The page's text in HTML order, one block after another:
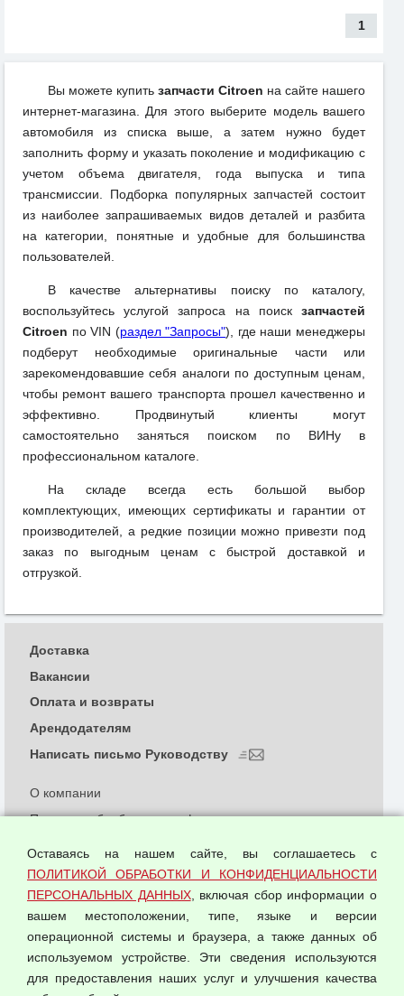
1
Вы можете купить запчасти Citroen на сайте нашего
интернет-магазина. Для этого выберите модель вашего
автомобиля из списка выше, а затем нужно будет
заполнить форму и указать поколение и модификацию с
учетом объема двигателя, года выпуска и типа
трансмиссии. Подборка популярных запчастей состоит
из наиболее запрашиваемых видов деталей и разбита
на категории, понятные и удобные для большинства
пользователей.
В качестве альтернативы поиску по каталогу,
воспользуйтесь услугой запроса на поиск запчастей
Citroen по VIN (раздел "Запросы"), где наши менеджеры
подберут необходимые оригинальные части или
зарекомендовавшие себя аналоги по доступным ценам,
чтобы ремонт вашего транспорта прошел качественно и
эффективно. Продвинутый клиенты могут
самостоятельно заняться поиском по ВИНу в
профессиональном каталоге.
На складе всегда есть большой выбор
комплектующих, имеющих сертификаты и гарантии от
производителей, а редкие позиции можно привезти под
заказ по выгодным ценам с быстрой доставкой и
отгрузкой.
© 2026 ООО "Феникс"
О компании
Политика обработки и конфиденциальности
Согласием на обработку персональных данных
Оферта оптовой купли-продажи
Публичная оферта
Доставка
Вакансии
Оплата и возвраты
Арендодателям
Написать письмо Руководству
Оставаясь на нашем сайте, вы соглашаетесь с
ПОЛИТИКОЙ ОБРАБОТКИ И КОНФИДЕНЦИАЛЬНОСТИ
ПЕРСОНАЛЬНЫХ ДАННЫХ, включая сбор информации о
вашем местоположении, типе, языке и версии
операционной системы и браузера, а также данных об
используемом устройстве. Эти сведения используются
для предоставления наших услуг и улучшения качества